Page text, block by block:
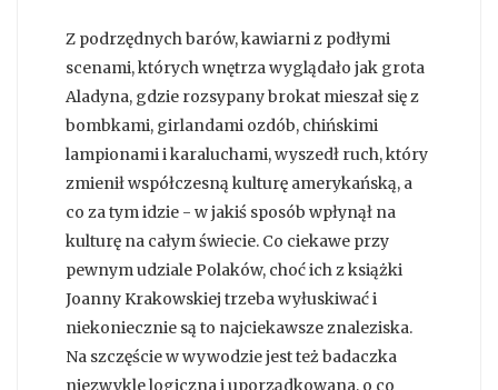
Z podrzędnych barów, kawiarni z podłymi
scenami, których wnętrza wyglądało jak grota
Aladyna, gdzie rozsypany brokat mieszał się z
bombkami, girlandami ozdób, chińskimi
lampionami i karaluchami, wyszedł ruch, który
zmienił współczesną kulturę amerykańską, a
co za tym idzie - w jakiś sposób wpłynął na
kulturę na całym świecie. Co ciekawe przy
pewnym udziale Polaków, choć ich z książki
Joanny Krakowskiej trzeba wyłuskiwać i
niekoniecznie są to najciekawsze znaleziska.
Na szczęście w wywodzie jest też badaczka